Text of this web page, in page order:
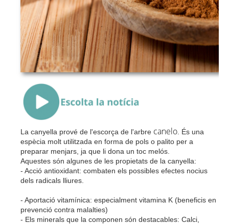
{Play}
La canyella prové de l'escorça de l'arbre canelo . És una
espècia molt utilitzada en forma de pols o palito per a
preparar menjars, ja que li dona un toc melós.
Aquestes són algunes de les propietats de la canyella:
- Acció antioxidant: combaten els possibles efectes nocius
dels radicals lliures.
- Aportació vitamínica: especialment vitamina K (beneficis en
prevenció contra malalties)
- Els minerals que la componen són destacables: Calci,